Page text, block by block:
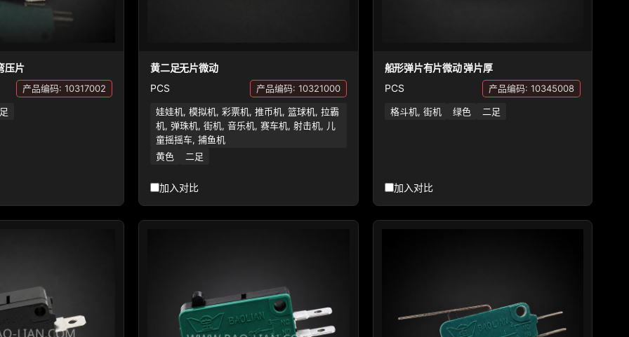
压片
产品编码: 10317002
黄二足无片微动
PCS
产品编码: 10321000
娃娃机, 模拟机, 彩票机, 推币机, 篮球机, 拉霸
机, 弹珠机, 街机, 音乐机, 赛车机, 射击机, 儿
童摇摇车, 捕鱼机
黄色
二足
加入对比
船形弹片有片微动 弹片厚
PCS
产品编码: 10345008
格斗机, 街机 绿色 二足
加入对比